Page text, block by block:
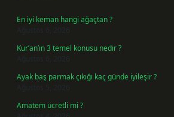
En iyi keman hangi ağaçtan ?
Ağustos 6, 2026
Kur’an’ın 3 temel konusu nedir ?
Ağustos 6, 2026
Ayak baş parmak çıkığı kaç günde iyileşir ?
Ağustos 5, 2026
Amatem ücretli mi ?